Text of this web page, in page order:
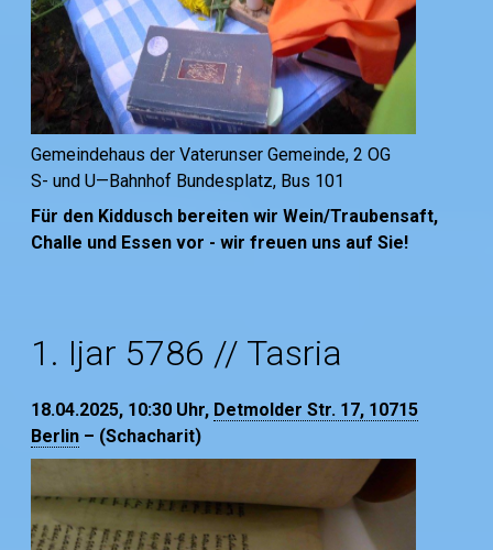
Gemeindehaus der Vaterunser Gemeinde, 2 OG
S- und U—Bahnhof Bundesplatz, Bus 101
Für den Kiddusch bereiten wir Wein/Traubensaft,
Challe und Essen vor - wir freuen uns auf Sie!
1. Ijar 5786 // Tasria
18.04.2025, 10:30 Uhr, Detmolder Str. 17, 10715
Berlin – (Schacharit)